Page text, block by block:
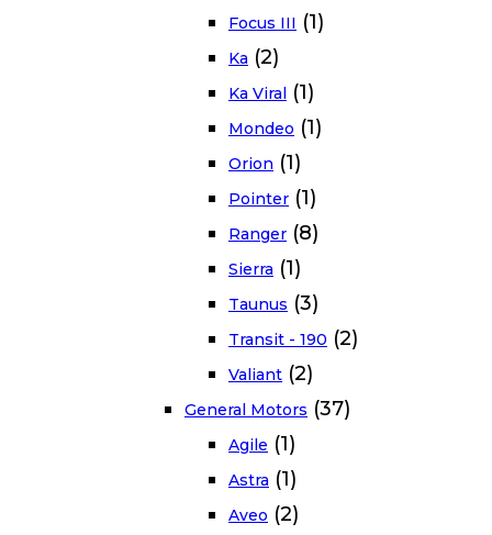
Focus III (1)
Ka (2)
Ka Viral (1)
Mondeo (1)
Orion (1)
Pointer (1)
Ranger (8)
Sierra (1)
Taunus (3)
Transit - 190 (2)
Valiant (2)
General Motors (37)
Agile (1)
Astra (1)
Aveo (2)